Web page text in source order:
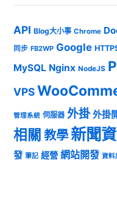
API Blog大小事 Chrome
同步 FB2WP Google
MySQL Nginx NodeJS
VPS
管理系統 伺服器 外掛 外掛
相關 教學 新聞
發 筆記 經營 網站開發 資料